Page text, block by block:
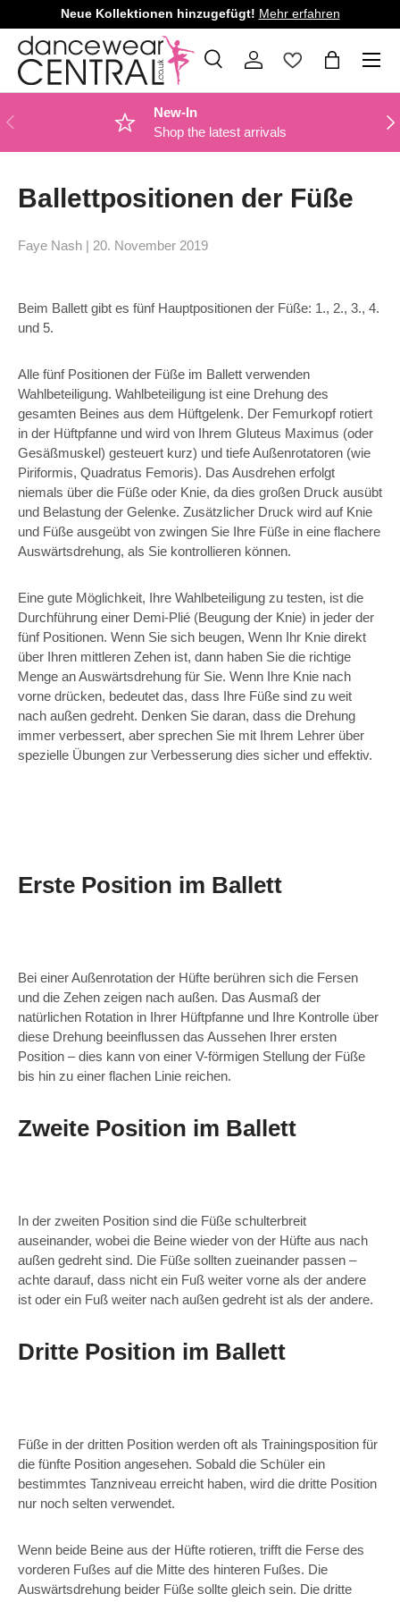
DIREKT ZUM INHALT
Neue Kollektionen hinzugefügt! Mehr erfahren
Suchen
Art
SucheEinloggen
VORHERIGE
New-In
Shop the latest arrivals
Ballettpositionen der Füße
Faye Nash | 20. November 2019
Beim Ballett gibt es fünf Hauptpositionen der Füße: 1., 2., 3., 4.
und 5.
Alle fünf Positionen der Füße im Ballett verwenden
Wahlbeteiligung. Wahlbeteiligung ist eine Drehung des
gesamten Beines aus dem Hüftgelenk. Der Femurkopf rotiert
in der Hüftpfanne und wird von Ihrem Gluteus Maximus (oder
Gesäßmuskel) gesteuert kurz) und tiefe Außenrotatoren (wie
Piriformis, Quadratus Femoris). Das Ausdrehen erfolgt
niemals über die Füße oder Knie, da dies großen Druck ausübt
und Belastung der Gelenke. Zusätzlicher Druck wird auf Knie
und Füße ausgeübt von zwingen Sie Ihre Füße in eine flachere
Auswärtsdrehung, als Sie kontrollieren können.
Eine gute Möglichkeit, Ihre Wahlbeteiligung zu testen, ist die
Durchführung einer Demi-Plié (Beugung der Knie) in jeder der
fünf Positionen. Wenn Sie sich beugen, Wenn Ihr Knie direkt
über Ihren mittleren Zehen ist, dann haben Sie die richtige
Menge an Auswärtsdrehung für Sie. Wenn Ihre Knie nach
vorne drücken, bedeutet das, dass Ihre Füße sind zu weit
nach außen gedreht. Denken Sie daran, dass die Drehung
immer verbessert, aber sprechen Sie mit Ihrem Lehrer über
spezielle Übungen zur Verbesserung dies sicher und effektiv.
Erste Position im Ballett
Bei einer Außenrotation der Hüfte berühren sich die Fersen
und die Zehen zeigen nach außen. Das Ausmaß der
natürlichen Rotation in Ihrer Hüftpfanne und Ihre Kontrolle über
diese Drehung beeinflussen das Aussehen Ihrer ersten
Position – dies kann von einer V-förmigen Stellung der Füße
bis hin zu einer flachen Linie reichen.
Zweite Position im Ballett
In der zweiten Position sind die Füße schulterbreit
auseinander, wobei die Beine wieder von der Hüfte aus nach
außen gedreht sind. Die Füße sollten zueinander passen –
achte darauf, dass nicht ein Fuß weiter vorne als der andere
ist oder ein Fuß weiter nach außen gedreht ist als der andere.
Dritte Position im Ballett
Füße in der dritten Position werden oft als Trainingsposition für
die fünfte Position angesehen. Sobald die Schüler ein
bestimmtes Tanzniveau erreicht haben, wird die dritte Position
nur noch selten verwendet.
Wenn beide Beine aus der Hüfte rotieren, trifft die Ferse des
vorderen Fußes auf die Mitte des hinteren Fußes. Die
Auswärtsdrehung beider Füße sollte gleich sein. Die dritte